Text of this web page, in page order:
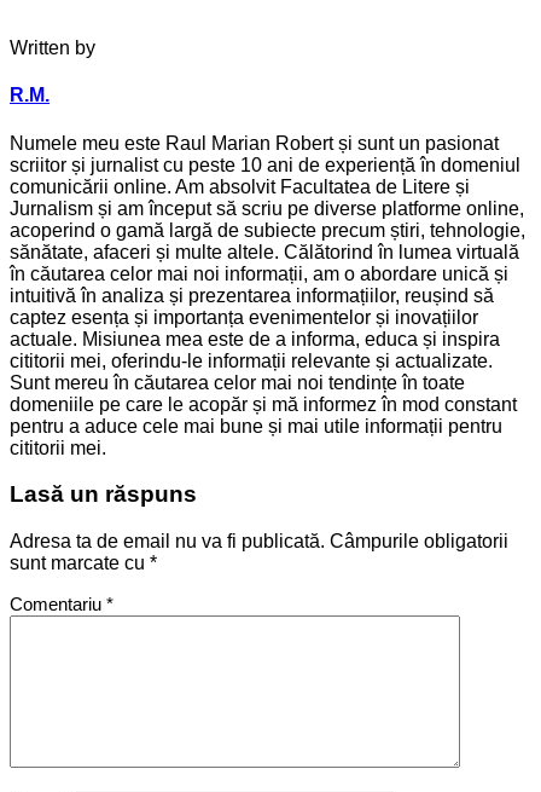
Written by
R.M.
Numele meu este Raul Marian Robert și sunt un pasionat
scriitor și jurnalist cu peste 10 ani de experiență în domeniul
comunicării online. Am absolvit Facultatea de Litere și
Jurnalism și am început să scriu pe diverse platforme online,
acoperind o gamă largă de subiecte precum știri, tehnologie,
sănătate, afaceri și multe altele. Călătorind în lumea virtuală
în căutarea celor mai noi informații, am o abordare unică și
intuitivă în analiza și prezentarea informațiilor, reușind să
captez esența și importanța evenimentelor și inovațiilor
actuale. Misiunea mea este de a informa, educa și inspira
cititorii mei, oferindu-le informații relevante și actualizate.
Sunt mereu în căutarea celor mai noi tendințe în toate
domeniile pe care le acopăr și mă informez în mod constant
pentru a aduce cele mai bune și mai utile informații pentru
cititorii mei.
Lasă un răspuns
Adresa ta de email nu va fi publicată. Câmpurile obligatorii
sunt marcate cu *
Comentariu *